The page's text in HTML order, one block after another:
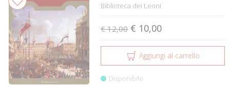
Biblioteca dei Leoni
€ 12,00 € 10,00
Aggiungi al carrello
Disponibile